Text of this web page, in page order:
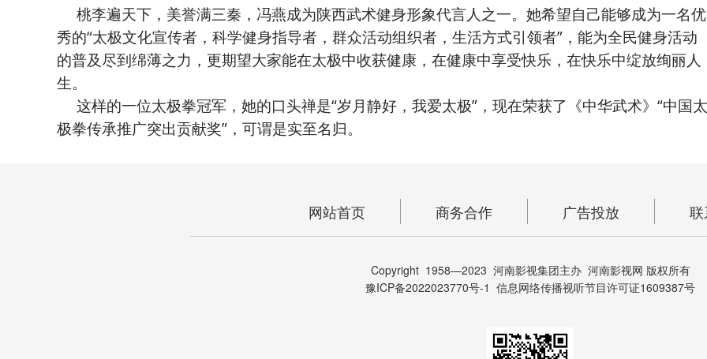
桃李遍天下，美誉满三秦，冯燕成为陕西武术健身形象代言人之一。她希望自己能够成为一名优
秀的“太极文化宣传者，科学健身指导者，群众活动组织者，生活方式引领者”，能为全民健身活动
的普及尽到绵薄之力，更期望大家能在太极中收获健康，在健康中享受快乐，在快乐中绽放绚丽人
生。
这样的一位太极拳冠军，她的口头禅是“岁月静好，我爱太极”，现在荣获了《中华武术》“中国太
极拳传承推广突出贡献奖”，可谓是实至名归。
网站首页 商务合作 广告投放
Copyright 1958—2023 河南影视集团主办 河南影视网 版权所有
豫ICP备2022023770号-1 信息网络传播视听节目许可证1609387号